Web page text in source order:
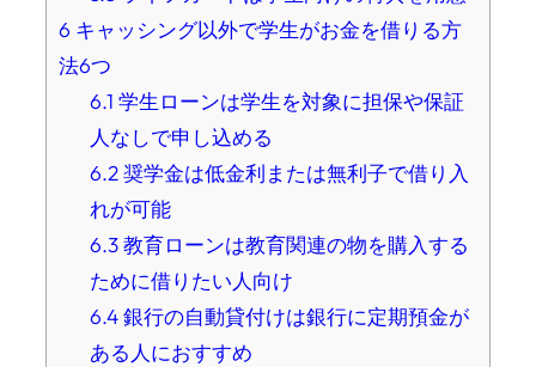
6 キャッシング以外で学生がお金を借りる方
法6つ
6.1 学生ローンは学生を対象に担保や保証
人なしで申し込める
6.2奨学金は低金利または無利子で借り入
れが可能
6.3教育ローンは教育関連の物を購入する
ために借りたい人向け
6.4銀行の自動貸付けは銀行に定期預金が
ある人におすすめ